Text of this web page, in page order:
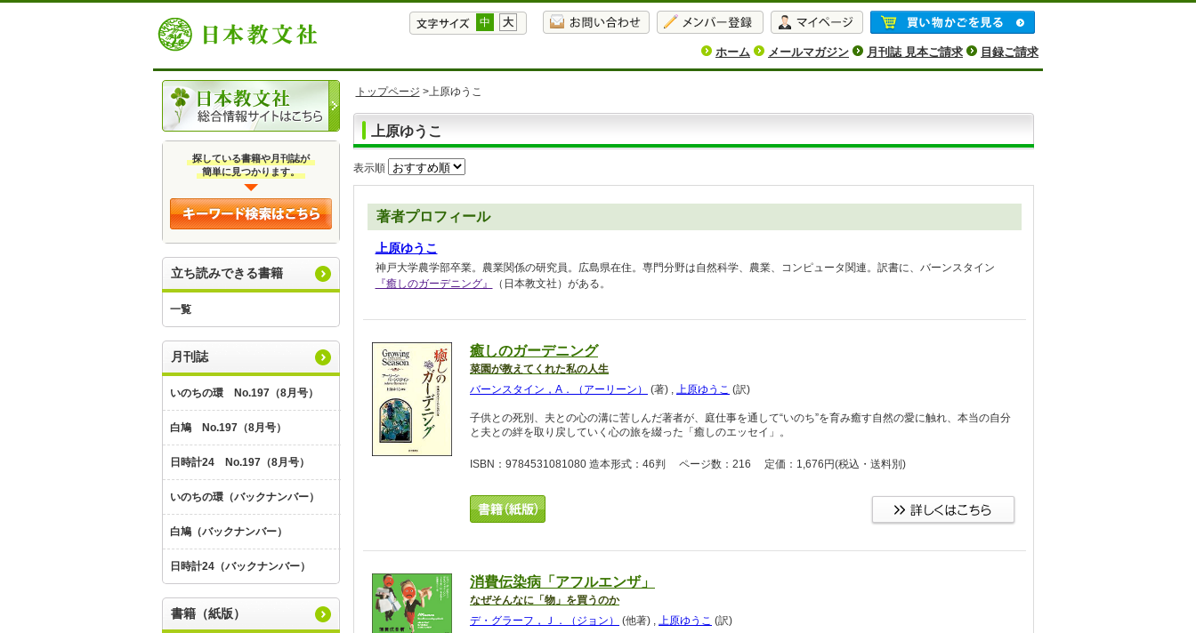
中 大
ホーム メールマガジン 月刊誌 見本ご請求 目録ご請求
探している書籍や月刊誌が
簡単に見つかります。
立ち読みできる書籍
一覧
月刊誌
いのちの環 No.197（8月号）
白鳩 No.197（8月号）
日時計24 No.197（8月号）
いのちの環（バックナンバー）
白鳩（バックナンバー）
日時計24（バックナンバー）
書籍（紙版）
トップページ >上原ゆうこ
上原ゆうこ
表示順
著者プロフィール
上原ゆうこ
神戸大学農学部卒業。農業関係の研究員。広島県在住。専門分野は自然科学、農業、コンピュータ関連。訳書に、バーンスタイン
『癒しのガーデニング』
（日本教文社）がある。
癒しのガーデニング
菜園が教えてくれた私の人生
バーンスタイン，A．（アーリーン）
(著) , 上原ゆうこ (訳)
子供との死別、夫との心の溝に苦しんだ著者が、庭仕事を通して“いのち”を育み癒す自然の愛に触れ、本当の自分
と夫との絆を取り戻していく心の旅を綴った「癒しのエッセイ」。
ISBN：9784531081080 造本形式：46判 ページ数：216 定価：1,676円(税込・送料別)
消費伝染病「アフルエンザ」
なぜそんなに「物」を買うのか
デ・グラーフ，Ｊ．（ジョン）
(他著) , 上原ゆうこ (訳)